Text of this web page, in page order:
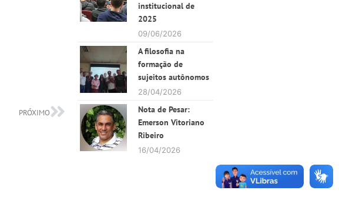
PRÓXIMO
institucional de
2025
09/06/2026
A filosofia na
formação de
sujeitos autônomos
28/04/2026
Nota de Pesar:
Emerson Vitoriano
Ribeiro
16/04/2026